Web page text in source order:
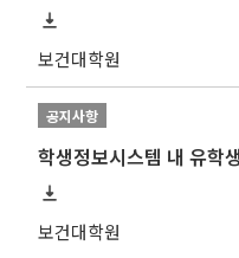
보건대학원
공지사항
보건대학원